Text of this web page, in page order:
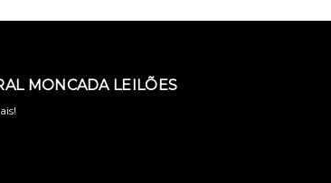
MONCADA LEILÕES